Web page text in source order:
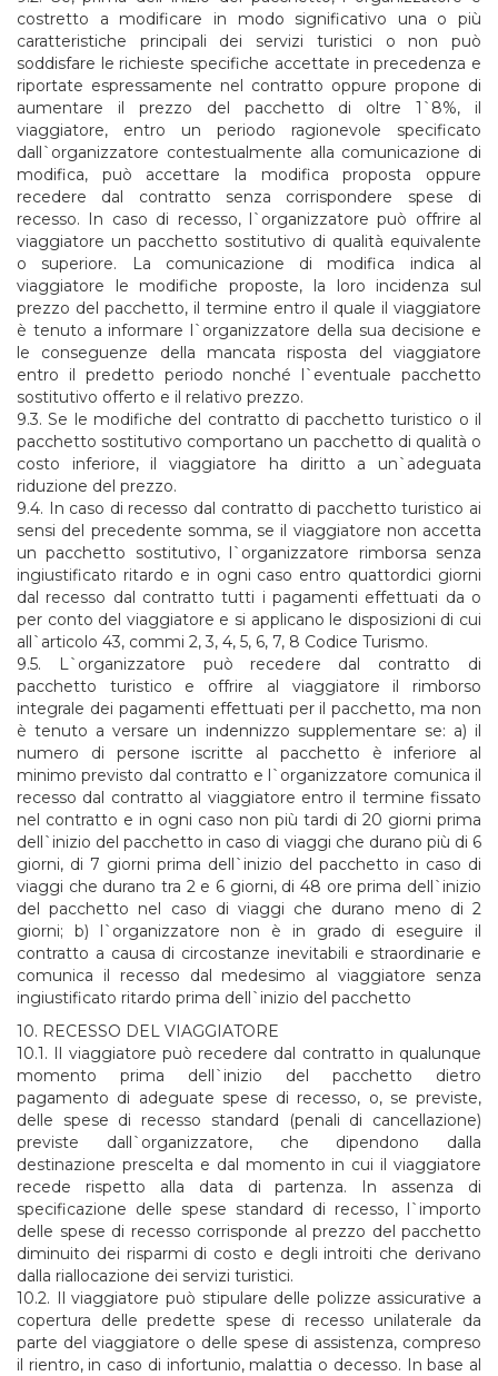
costretto a modificare in modo significativo una o più
caratteristiche principali dei servizi turistici o non può
soddisfare le richieste specifiche accettate in precedenza e
riportate espressamente nel contratto oppure propone di
aumentare il prezzo del pacchetto di oltre 1`8%, il
viaggiatore, entro un periodo ragionevole specificato
dall`organizzatore contestualmente alla comunicazione di
modifica, può accettare la modifica proposta oppure
recedere dal contratto senza corrispondere spese di
recesso. In caso di recesso, l`organizzatore può offrire al
viaggiatore un pacchetto sostitutivo di qualità equivalente
o superiore. La comunicazione di modifica indica al
viaggiatore le modifiche proposte, la loro incidenza sul
prezzo del pacchetto, il termine entro il quale il viaggiatore
è tenuto a informare l`organizzatore della sua decisione e
le conseguenze della mancata risposta del viaggiatore
entro il predetto periodo nonché l`eventuale pacchetto
sostitutivo offerto e il relativo prezzo.
9.3. Se le modifiche del contratto di pacchetto turistico o il
pacchetto sostitutivo comportano un pacchetto di qualità o
costo inferiore, il viaggiatore ha diritto a un`adeguata
riduzione del prezzo.
9.4. In caso di recesso dal contratto di pacchetto turistico ai
sensi del precedente somma, se il viaggiatore non accetta
un pacchetto sostitutivo, l`organizzatore rimborsa senza
ingiustificato ritardo e in ogni caso entro quattordici giorni
dal recesso dal contratto tutti i pagamenti effettuati da o
per conto del viaggiatore e si applicano le disposizioni di cui
all`articolo 43, commi 2, 3, 4, 5, 6, 7, 8 Codice Turismo.
9.5. L`organizzatore può recedere dal contratto di
pacchetto turistico e offrire al viaggiatore il rimborso
integrale dei pagamenti effettuati per il pacchetto, ma non
è tenuto a versare un indennizzo supplementare se: a) il
numero di persone iscritte al pacchetto è inferiore al
minimo previsto dal contratto e l`organizzatore comunica il
recesso dal contratto al viaggiatore entro il termine fissato
nel contratto e in ogni caso non più tardi di 20 giorni prima
dell`inizio del pacchetto in caso di viaggi che durano più di 6
giorni, di 7 giorni prima dell`inizio del pacchetto in caso di
viaggi che durano tra 2 e 6 giorni, di 48 ore prima dell`inizio
del pacchetto nel caso di viaggi che durano meno di 2
giorni; b) l`organizzatore non è in grado di eseguire il
contratto a causa di circostanze inevitabili e straordinarie e
comunica il recesso dal medesimo al viaggiatore senza
ingiustificato ritardo prima dell`inizio del pacchetto
10. RECESSO DEL VIAGGIATORE
10.1. Il viaggiatore può recedere dal contratto in qualunque
momento prima dell`inizio del pacchetto dietro
pagamento di adeguate spese di recesso, o, se previste,
delle spese di recesso standard (penali di cancellazione)
previste dall`organizzatore, che dipendono dalla
destinazione prescelta e dal momento in cui il viaggiatore
recede rispetto alla data di partenza. In assenza di
specificazione delle spese standard di recesso, l`importo
delle spese di recesso corrisponde al prezzo del pacchetto
diminuito dei risparmi di costo e degli introiti che derivano
dalla riallocazione dei servizi turistici.
10.2. Il viaggiatore può stipulare delle polizze assicurative a
copertura delle predette spese di recesso unilaterale da
parte del viaggiatore o delle spese di assistenza, compreso
il rientro, in caso di infortunio, malattia o decesso. In base al